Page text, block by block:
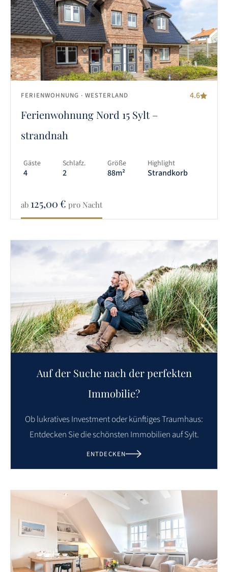
FERIENWOHNUNG · WESTERLAND 4.6
Ferienwohnung Nord 15 Sylt –
strandnah
Gäste
4
Schlafz.
2
Größe
88m²
Highlight
Strandkorb
ab 125,00€ pro Nacht
Auf der Suche nach der perfekten
Immobilie?
Ob lukratives Investment oder künftiges Traumhaus:
Entdecken Sie die schönsten Immobilien auf Sylt.
ENTDECKEN